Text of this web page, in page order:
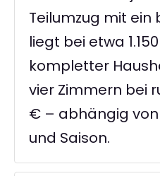
Teilumzug mit ein
liegt bei etwa
kompletter
vier Zimmern bei
€ – abhängig
und Saison.